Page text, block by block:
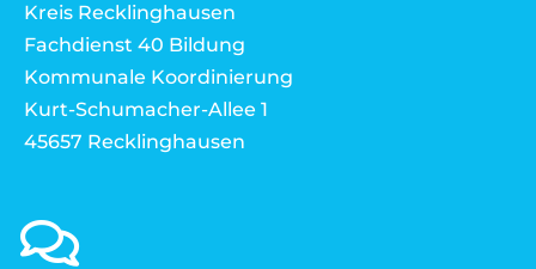
Kreis Recklinghausen
Fachdienst 40 Bildung
Kommunale Koordinierung
Kurt-Schumacher-Allee 1
45657 Recklinghausen